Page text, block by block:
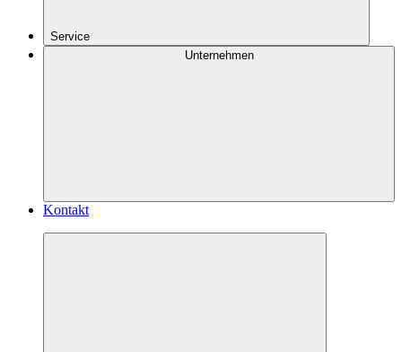
Service
Unternehmen
Kontakt